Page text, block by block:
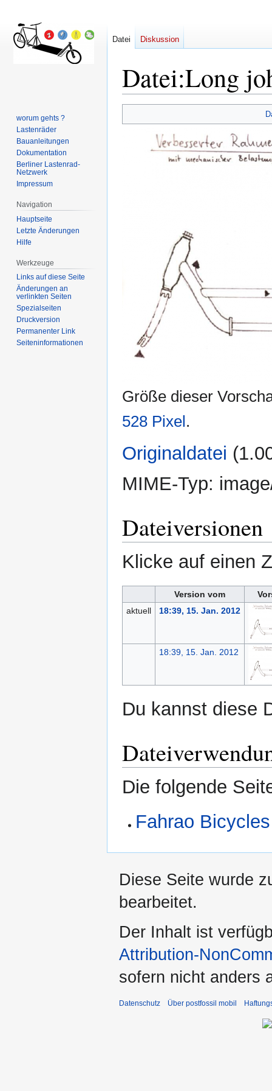
Datei:Long
Navigation
Suche
Größe dieser
528 Pixel.
Originaldatei
MIME-Typ:
Dateiversionen
Klicke auf einen
Version vom
aktuell
18:39, 15. Jan. 2012
18:39, 15. Jan. 2012
Du kannst diese
Die folgende
Fahrao
Datei Diskussion
worum gehts ?
Lastenräder
Bauanleitungen
Dokumentation
Berliner Lastenrad-
Netzwerk
Impressum
Navigation
Hauptseite
Letzte Änderungen
Hilfe
Werkzeuge
Links auf diese Seite
Änderungen an
verlinkten Seiten
Spezialseiten
Druckversion
Permanenter Link
Seiten­informationen
Diese Seite wurde
bearbeitet.
Der Inhalt ist
Attribution-
sofern nicht anders
Datenschutz Über postfossil mobil